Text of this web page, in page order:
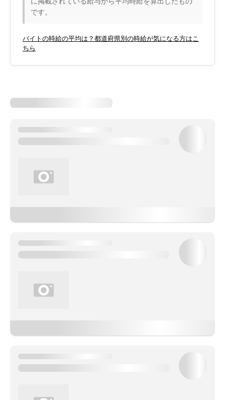
です。
バイトの時給の平均は？都道府県別の時給が気になる方はこ
ちら